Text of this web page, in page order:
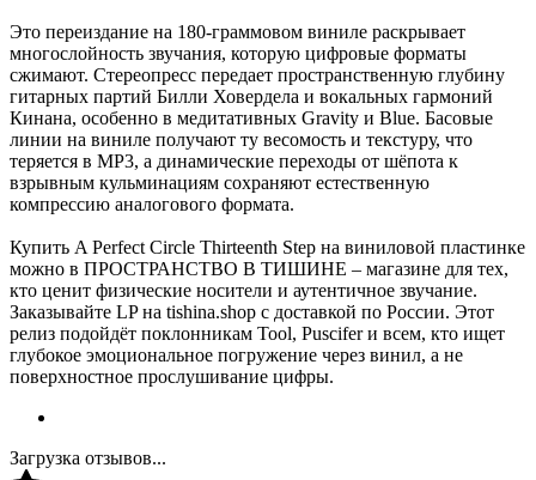
Это переиздание на 180-граммовом виниле раскрывает
многослойность звучания, которую цифровые форматы
сжимают. Стереопресс передает пространственную глубину
гитарных партий Билли Ховердела и вокальных гармоний
Кинана, особенно в медитативных Gravity и Blue. Басовые
линии на виниле получают ту весомость и текстуру, что
теряется в MP3, а динамические переходы от шёпота к
взрывным кульминациям сохраняют естественную
компрессию аналогового формата.
Купить A Perfect Circle Thirteenth Step на виниловой пластинке
можно в ПРОСТРАНСТВО В ТИШИНЕ – магазине для тех,
кто ценит физические носители и аутентичное звучание.
Заказывайте LP на tishina.shop с доставкой по России. Этот
релиз подойдёт поклонникам Tool, Puscifer и всем, кто ищет
глубокое эмоциональное погружение через винил, а не
поверхностное прослушивание цифры.
Загрузка отзывов...